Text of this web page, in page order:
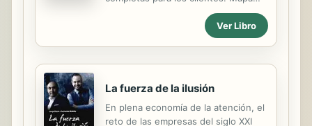
parte emocional con la racional te
permite conseguir resultados
sorprendentes y beneficiarte del
efecto potenciador...
estratégico caso práctico: SERRANO.
Mapa estratégico caso práctico:
Ver Libro
La fuerza de la ilusión
En plena economía de la atención, el
reto de las empresas del siglo XXI